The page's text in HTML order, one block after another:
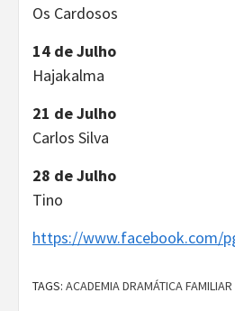
Os Cardosos
14 de Julho
Hajakalma
21 de Julho
Carlos Silva
28 de Julho
Tino
https://www.facebook.com/
TAGS: ACADEMIA DRAMÁTICA FAMILIAR